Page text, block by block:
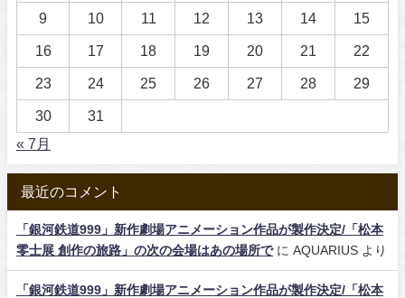
9 10 11 12 13 14 15
16 17 18 19 20 21 22
23 24 25 26 27 28 29
30
31
« 7月
最近のコメント
「銀河鉄道999」新作劇場アニメーション作品が製作決定/「松本
零士展 創作の旅路」の次の会場はあの場所でに AQUARIUS より
「銀河鉄道999」新作劇場アニメーション作品が製作決定/「松本